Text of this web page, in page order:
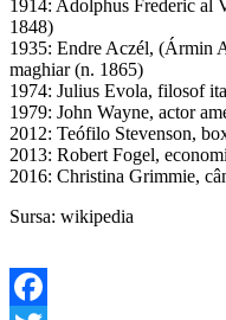
1914: Adolphus Frederic al
1848)
1935: Endre Aczél, (Ármin
maghiar (n. 1865)
1974: Julius Evola, filosof
1979: John Wayne, actor
2012: Teófilo Stevenson,
2013: Robert Fogel,
2016: Christina Grimmie,
Sursa: wikipedia